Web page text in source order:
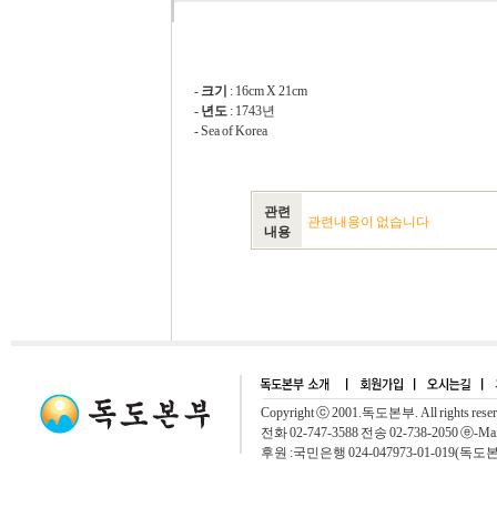
- 크기 : 16cm X 21cm
- 년도 : 1743년
- Sea of Korea
관련
내용
관련내용이 없습니다
Copyright ⓒ 2001.독도본부. All rights
전화 02-747-3588 전송 02-738-2050 ⓔ-
후원 :국민은행 024-047973-01-019(독도